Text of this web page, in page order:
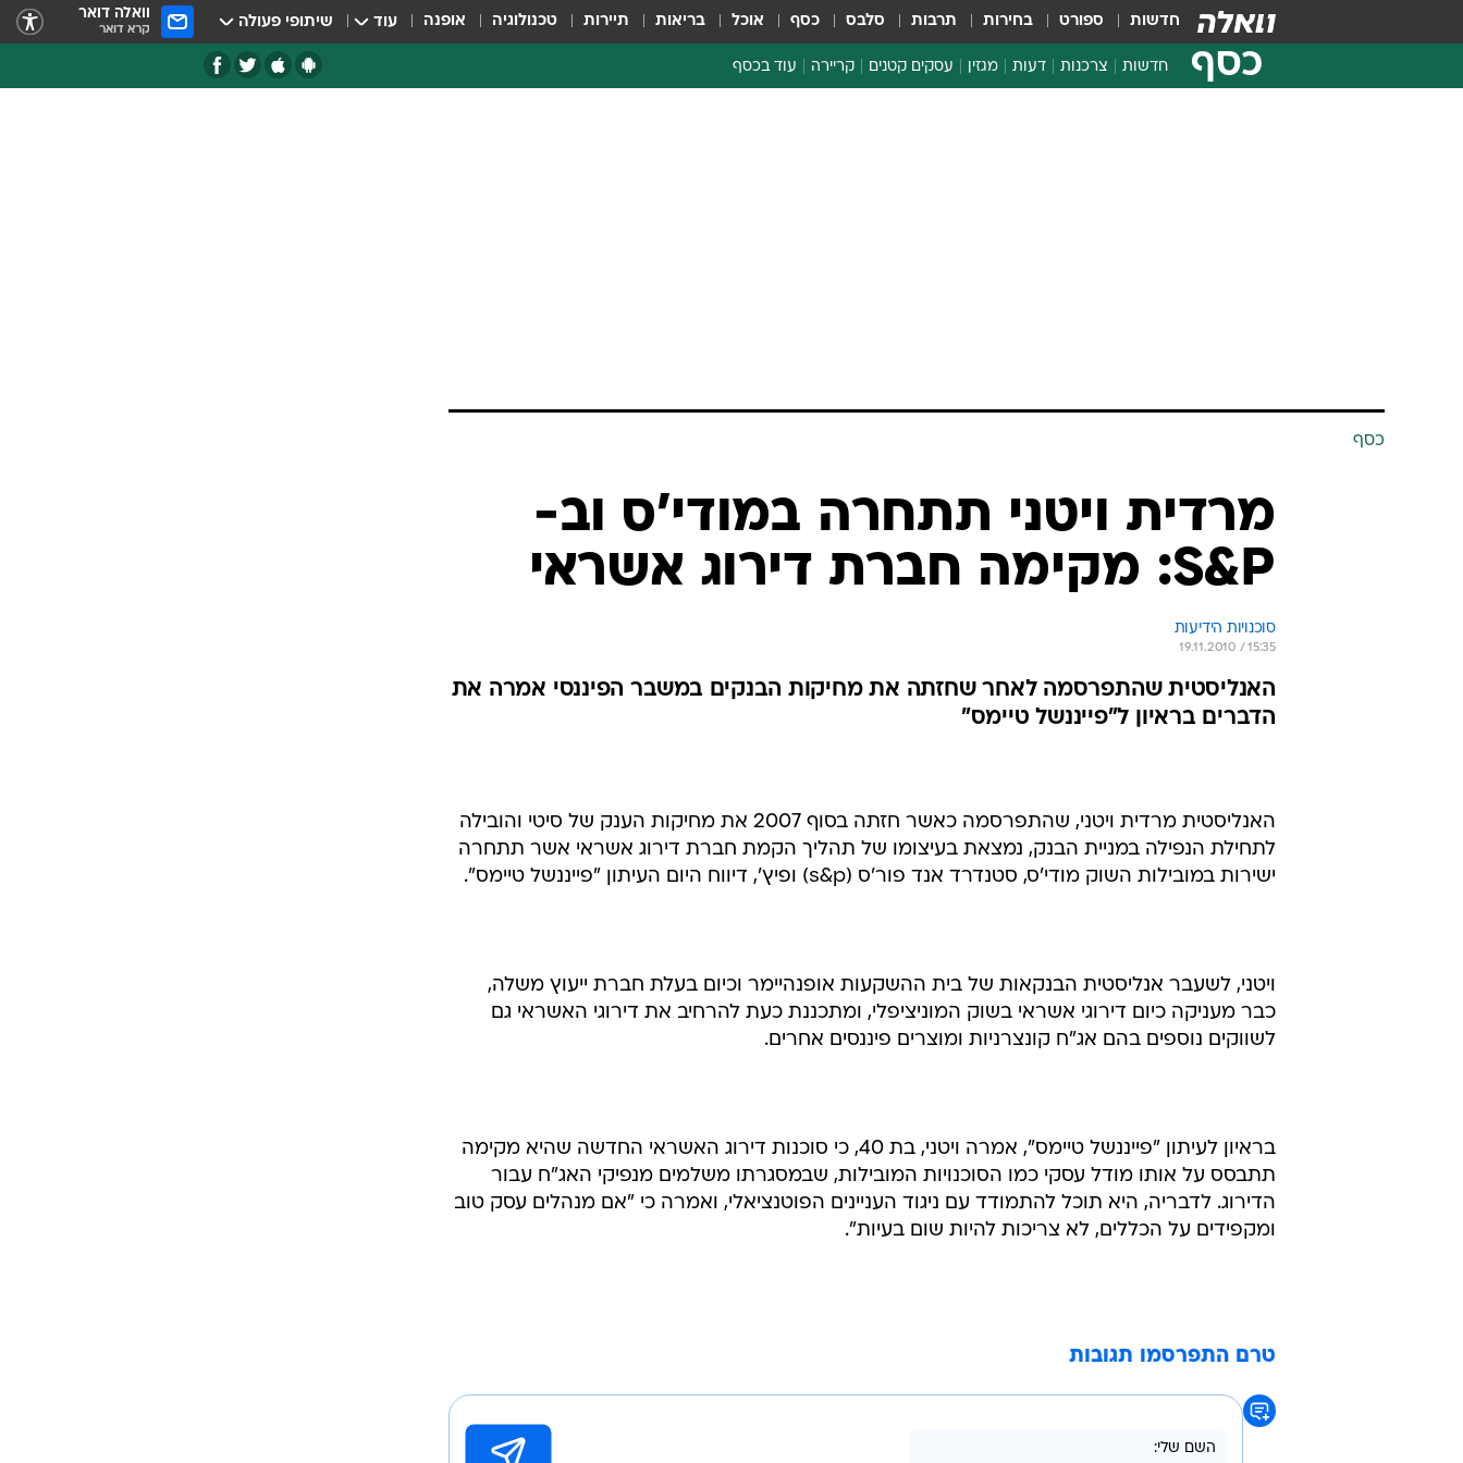
חדשות ספורט בחירות תרבות סלבס כסף אוכל בריאות תיירות טכנולוגיה אופנה עוד שיתופי פעולה וואלה דואר
קרא דואר
כסף חדשות צרכנות דעות מגזין עסקים קטנים קריירה עוד בכסף
כסף
מרדית ויטני תתחרה במודי'ס וב-
S&P: מקימה חברת דירוג אשראי
סוכנויות הידיעות
19.11.2010 / 15:35
האנליסטית שהתפרסמה לאחר שחזתה את מחיקות הבנקים במשבר הפיננסי אמרה את
הדברים בראיון ל"פייננשל טיימס"
האנליסטית מרדית ויטני, שהתפרסמה כאשר חזתה בסוף 2007 את מחיקות הענק של סיטי והובילה
לתחילת הנפילה במניית הבנק, נמצאת בעיצומו של תהליך הקמת חברת דירוג אשראי אשר תתחרה
ישירות במובילות השוק מודי'ס, סטנדרד אנד פור'ס (s&p) ופיץ', דיווח היום העיתון "פייננשל טיימס".
ויטני, לשעבר אנליסטית הבנקאות של בית ההשקעות אופנהיימר וכיום בעלת חברת ייעוץ משלה,
כבר מעניקה כיום דירוגי אשראי בשוק המוניציפלי, ומתכננת כעת להרחיב את דירוגי האשראי גם
לשווקים נוספים בהם אג"ח קונצרניות ומוצרים פיננסים אחרים.
בראיון לעיתון "פייננשל טיימס", אמרה ויטני, בת 40, כי סוכנות דירוג האשראי החדשה שהיא מקימה
תתבסס על אותו מודל עסקי כמו הסוכנויות המובילות, שבמסגרתו משלמים מנפיקי האג"ח עבור
הדירוג. לדבריה, היא תוכל להתמודד עם ניגוד העניינים הפוטנציאלי, ואמרה כי "אם מנהלים עסק טוב
ומקפידים על הכללים, לא צריכות להיות שום בעיות".
טרם התפרסמו תגובות